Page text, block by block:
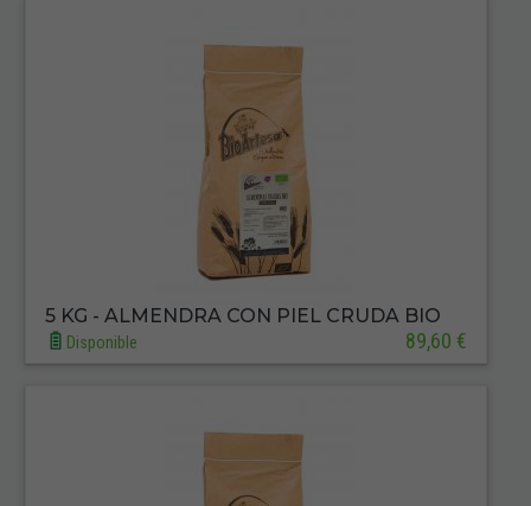
5 KG - ALMENDRA CON PIEL CRUDA BIO
Disponible 89,60 €